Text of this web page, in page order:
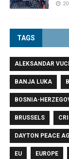
TAGS
ALEKSANDAR
BANJA LUKA
BOSNIA-
BRUSSELS
DAYTON PEACE
EU EUROPE